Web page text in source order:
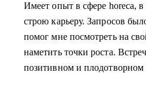
Имеет опыт в сфере horeca,
строю карьеру. Запросов
помог мне посмотреть на
наметить точки роста.
позитивном и плодотворном